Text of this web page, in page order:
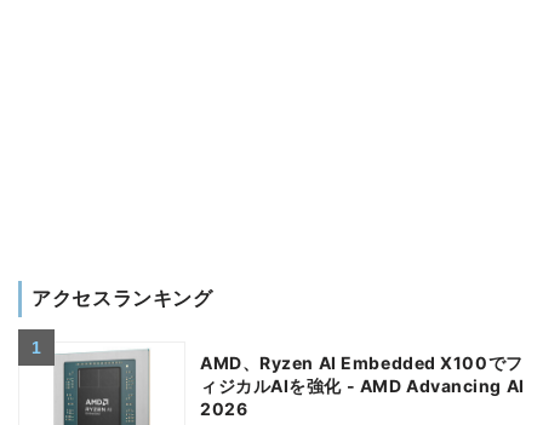
アクセスランキング
AMD、Ryzen AI Embedded X100でフ
ィジカルAIを強化 - AMD Advancing AI
2026